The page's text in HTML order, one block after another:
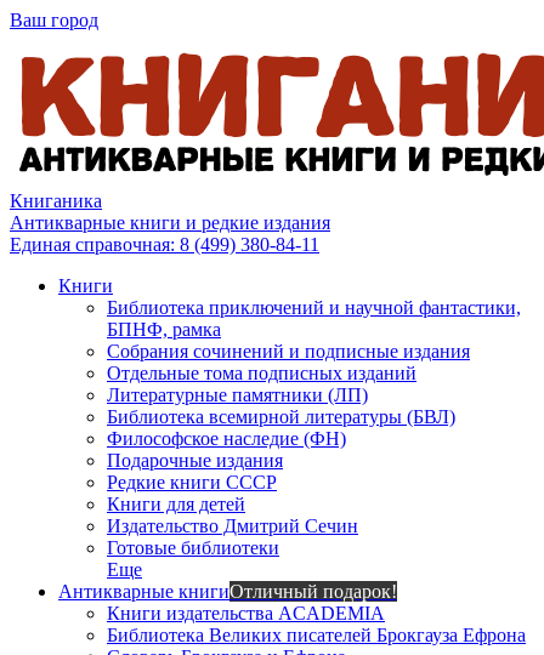
Ваш город
Книганика
Антикварные книги и редкие издания
Единая справочная: 8 (499) 380-84-11
Книги
Библиотека приключений и научной фантастики,
БПНФ, рамка
Собрания сочинений и подписные издания
Отдельные тома подписных изданий
Литературные памятники (ЛП)
Библиотека всемирной литературы (БВЛ)
Философское наследие (ФН)
Подарочные издания
Редкие книги СССР
Книги для детей
Издательство Дмитрий Сечин
Готовые библиотеки
Еще
Антикварные книгиОтличный подарок!
Книги издательства ACADEMIA
Библиотека Великих писателей Брокгауза Ефрона